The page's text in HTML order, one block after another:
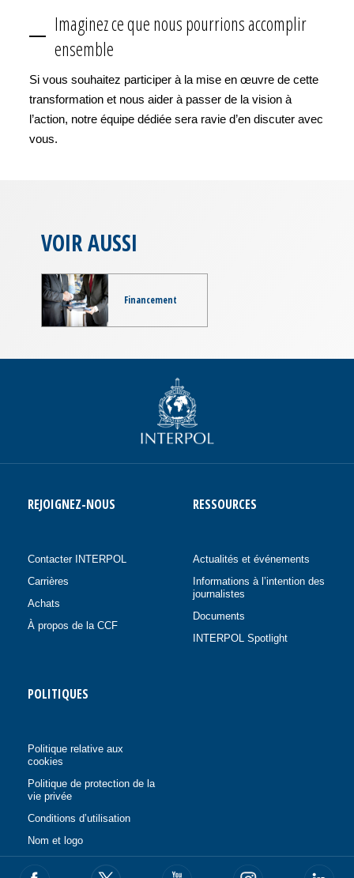
Imaginez ce que nous pourrions accomplir
ensemble
Si vous souhaitez participer à la mise en œuvre de cette
transformation et nous aider à passer de la vision à
l’action, notre équipe dédiée sera ravie d’en discuter avec
vous.
VOIR AUSSI
Financement
REJOIGNEZ-NOUS
Contacter INTERPOL
Carrières
Achats
À propos de la CCF
RESSOURCES
Actualités et événements
Informations à l’intention des
journalistes
Documents
INTERPOL Spotlight
POLITIQUES
Politique relative aux
cookies
Politique de protection de la
vie privée
Conditions d’utilisation
Nom et logo